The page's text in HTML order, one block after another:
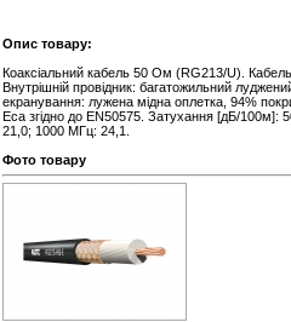
Опис товару:
Коаксіальний кабель 50 Ом (RG213/U).
Внутрішній провідник: багатожильний
екранування: лужена мідна оплетка, 94%
Eca згідно до EN50575. Затухання [дБ/
21,0; 1000 МГц: 24,1.
Фото товару